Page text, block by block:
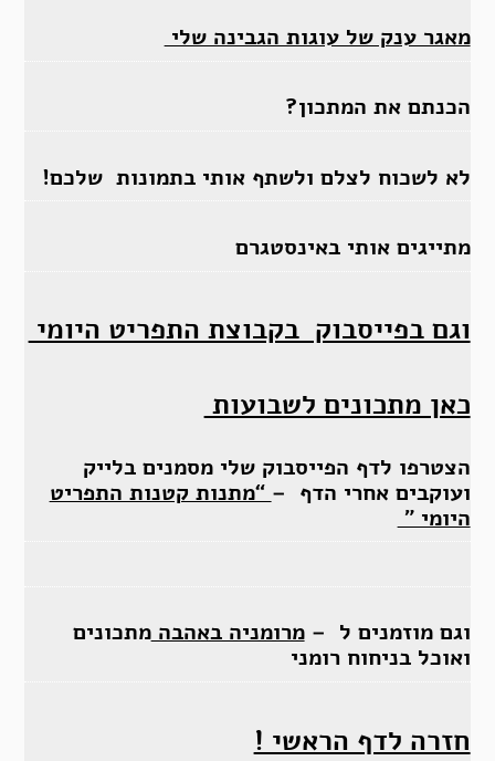
מאגר ענק של עוגות הגבינה שלי
הכנתם את המתכון?
לא לשכוח לצלם ולשתף אותי בתמונות שלכם!
מתייגים אותי באינסטגרם
וגם בפייסבוק בקבוצת התפריט היומי
כאן מתכונים לשבועות
הצטרפו לדף הפייסבוק שלי מסמנים בלייק
ועוקבים אחרי הדף – “מתנות קטנות התפריט
היומי ”
וגם מוזמנים ל –מרומניה באהבהמתכונים
ואוכל בניחוח רומני
חזרה לדף הראשי !